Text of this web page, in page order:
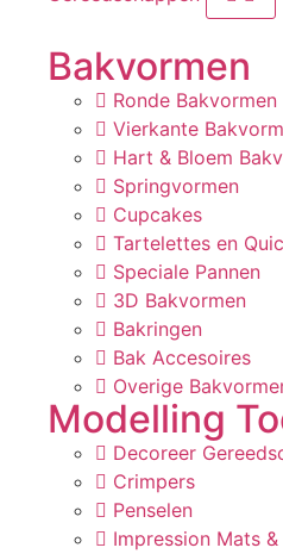
Bakvormen
Ronde Bakvormen
Vierkante
Hart & Bloem
Springvormen
Cupcakes
Tartelettes en
Speciale Pannen
3D Bakvormen
Bakringen
Bak Accesoires
Overige
Modelling
Decoreer
Crimpers
Penselen
Impression Mats